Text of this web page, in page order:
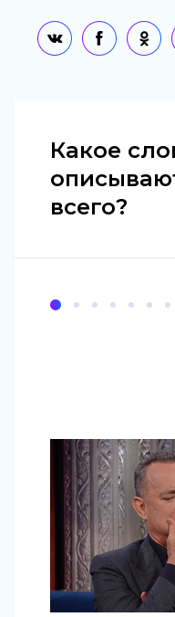
Какое
всего?